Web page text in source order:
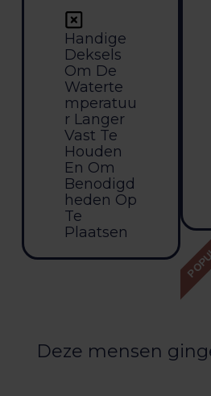
Handige
Deksels
Om De
Waterte
Mperatuu
R Langer
Vast Te
Houden
En Om
Benodigd
Heden Op
Te
Plaatsen
Deze mensen